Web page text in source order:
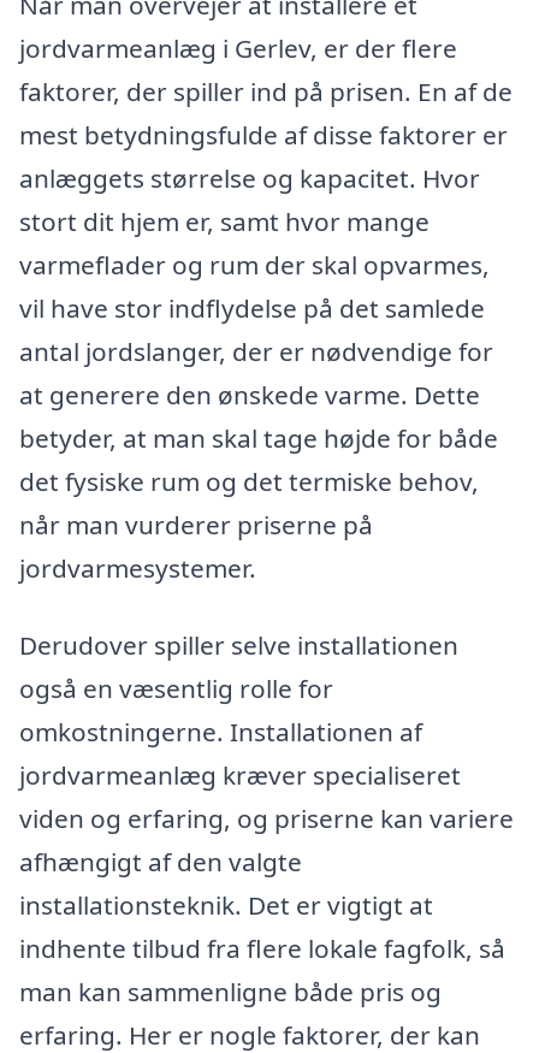
jordvarmeanlæg i Gerlev, er der flere
faktorer, der spiller ind på prisen. En af de
mest betydningsfulde af disse faktorer er
anlæggets størrelse og kapacitet. Hvor
stort dit hjem er, samt hvor mange
varmeflader og rum der skal opvarmes,
vil have stor indflydelse på det samlede
antal jordslanger, der er nødvendige for
at generere den ønskede varme. Dette
betyder, at man skal tage højde for både
det fysiske rum og det termiske behov,
når man vurderer priserne på
jordvarmesystemer.
Derudover spiller selve installationen
også en væsentlig rolle for
omkostningerne. Installationen af
jordvarmeanlæg kræver specialiseret
viden og erfaring, og priserne kan variere
afhængigt af den valgte
installationsteknik. Det er vigtigt at
indhente tilbud fra flere lokale fagfolk, så
man kan sammenligne både pris og
erfaring. Her er nogle faktorer, der kan